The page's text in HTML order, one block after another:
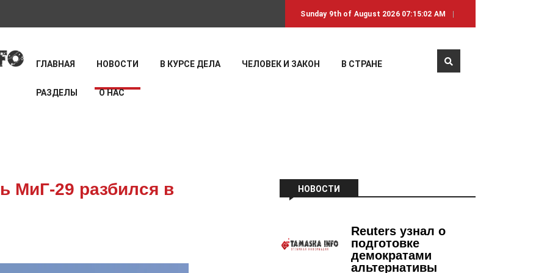
Sunday 9th of August 2026 07:15:02 AM
ГЛАВНАЯ НОВОСТИ В КУРСЕ ДЕЛА ЧЕЛОВЕК И ЗАКОН В СТРАНЕ
РАЗДЕЛЫ О НАС
МиГ-29 разбился в НОВОСТИ
Reuters узнал о
подготовке
демократами
альтернативы